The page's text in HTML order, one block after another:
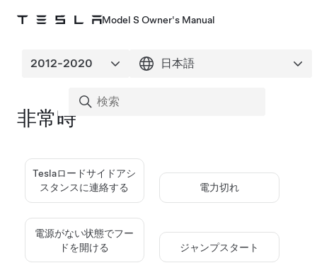
Model S Owner's Manual
非常時
Teslaロードサイドアシ
スタンスに連絡する
電力切れ
電源がない状態でフー
ドを開ける
ジャンプスタート